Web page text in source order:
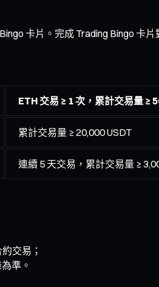
卡片。完成 Trading Bingo 卡
ETH 交易 ≥ 1 次，累計交易量 ≥
累計交易量 ≥ 20,000 USDT
連續 5 天交易，累計交易量 ≥
交易；
準。